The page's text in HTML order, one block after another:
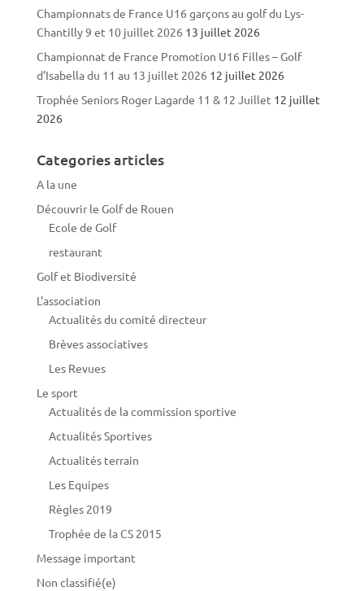
Championnats de France U16 garçons au golf du Lys-
Chantilly 9 et 10 juillet 2026 13 juillet 2026
Championnat de France Promotion U16 Filles – Golf
d’Isabella du 11 au 13 juillet 2026 12 juillet 2026
Trophée Seniors Roger Lagarde 11 & 12 Juillet 12 juillet
2026
Categories articles
A la une
Découvrir le Golf de Rouen
Ecole de Golf
restaurant
Golf et Biodiversité
L'association
Actualités du comité directeur
Brèves associatives
Les Revues
Le sport
Actualités de la commission sportive
Actualités Sportives
Actualités terrain
Les Equipes
Règles 2019
Trophée de la CS 2015
Message important
Non classifié(e)